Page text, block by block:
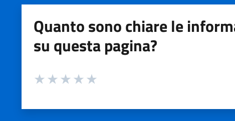
Quanto sono chiare le
su questa pagina?
Valuta da 1 a 5 stelle la pagina